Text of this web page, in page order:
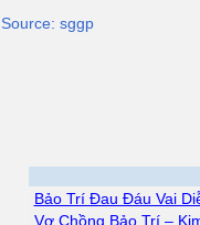
Source: sggp
Bảo Trí Đau Đáu Vai
Vợ Chồng Bảo Trí –